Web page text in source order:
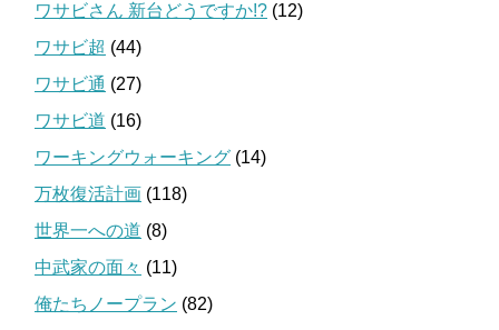
ワサビさん 新台どうですか!? (12)
ワサビ超 (44)
ワサビ通 (27)
ワサビ道 (16)
ワーキングウォーキング (14)
万枚復活計画 (118)
世界一への道 (8)
中武家の面々 (11)
俺たちノープラン (82)